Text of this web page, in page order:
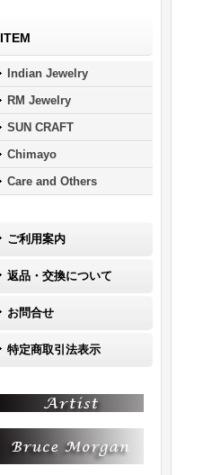
ITEM
Indian Jewelry
RM Jewelry
SUN CRAFT
Chimayo
Care and Others
ご利用案内
返品・交換について
お問合せ
特定商取引法表示